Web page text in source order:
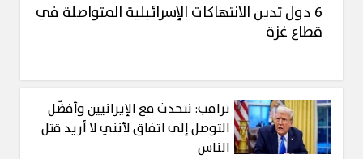
6 دول تدين الانتهاكات الإسرائيلية المتواصلة في
قطاع غزة
ترامب: نتحدث مع الإيرانيين وأفضّل
التوصل إلى اتفاق لأنني لا أريد قتل
الناس